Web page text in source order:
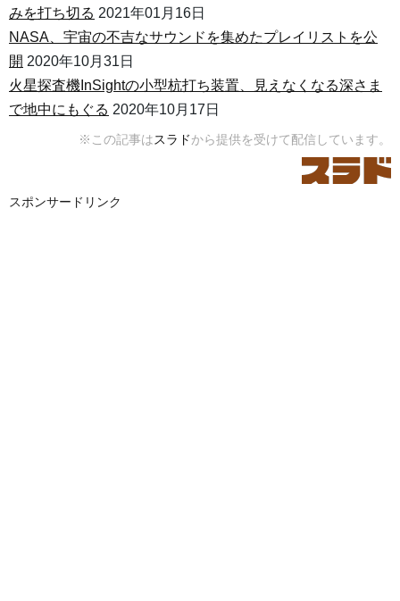
みを打ち切る 2021年01月16日
NASA、宇宙の不吉なサウンドを集めたプレイリストを公
開 2020年10月31日
火星探査機InSightの小型杭打ち装置、見えなくなる深さま
で地中にもぐる 2020年10月17日
※この記事はスラドから提供を受けて配信しています。
スポンサードリンク